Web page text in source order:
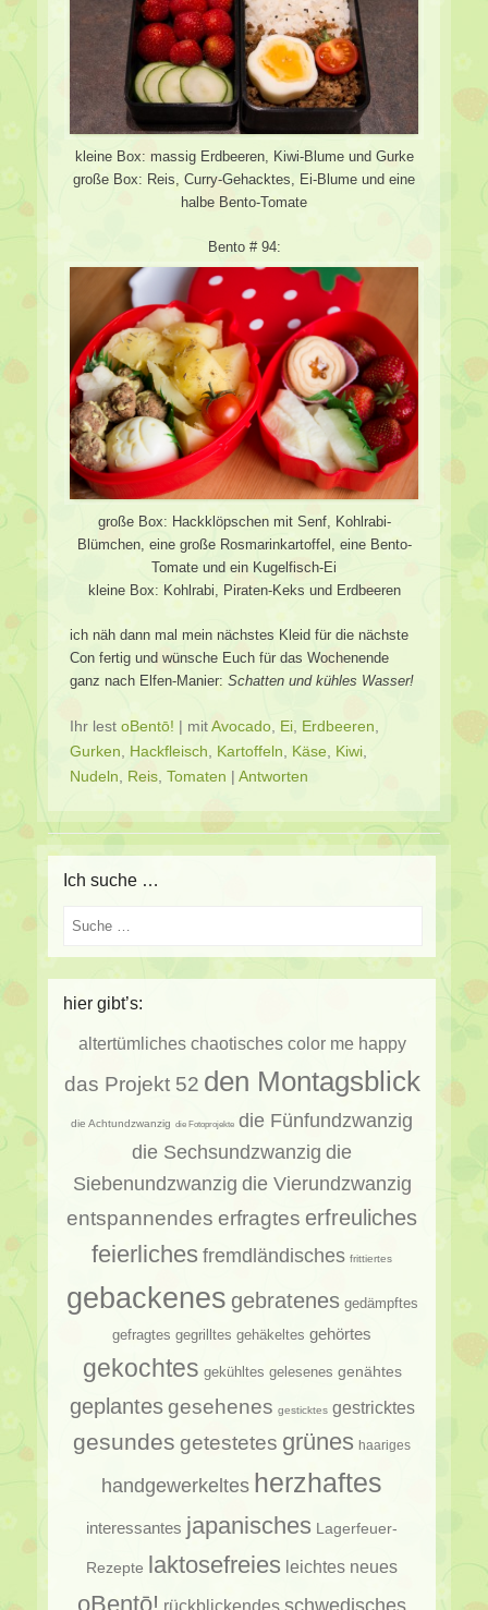
kleine Box: massig Erdbeeren, Kiwi-Blume und Gurke
große Box: Reis, Curry-Gehacktes, Ei-Blume und eine
halbe Bento-Tomate
Bento # 94:
große Box: Hackklöpschen mit Senf, Kohlrabi-
Blümchen, eine große Rosmarinkartoffel, eine Bento-
Tomate und ein Kugelfisch-Ei
kleine Box: Kohlrabi, Piraten-Keks und Erdbeeren
ich näh dann mal mein nächstes Kleid für die nächste
Con fertig und wünsche Euch für das Wochenende
ganz nach Elfen-Manier: Schatten und kühles Wasser!
Ihr lest oBentō! | mitAvocado Ei Erdbeeren
Gurken
Hackfleisch Kartoffeln Käse Kiwi
Nudeln
Reis Tomaten | Antworten
Ich suche …
Suche
hier gibt’s:
altertümliches chaotisches color me happy
das Projekt 52 den Montagsblick
die Achtundzwanzig die Fotoprojekte die Fünfundzwanzig
die Sechsundzwanzig die
Siebenundzwanzig die Vierundzwanzig
entspannendes erfragtes erfreuliches
feierliches fremdländisches frittiertes
gebackenes gebratenes gedämpftes
gefragtes gegrilltes gehäkeltes gehörtes
gekochtes gekühltes gelesenes genähtes
geplantesgesehenes gesticktes gestricktes
gesundes getestetes grünes haariges
handgewerkeltes herzhaftes
interessantes japanisches Lagerfeuer-
Rezepte laktosefreies leichtes neues
oBentō! rückblickendes